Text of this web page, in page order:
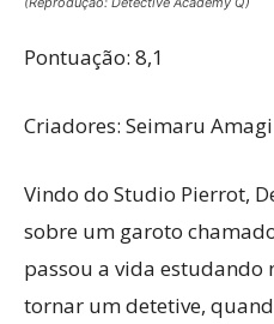
Pontuação: 8,1
Criadores: Seimaru
Vindo do Studio Pierrot,
sobre um garoto
passou a vida estudando
tornar um detetive,